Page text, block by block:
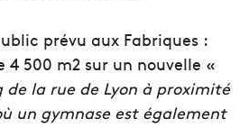
prévu aux Fabriques :
500 m2 sur un nouvelle «
la rue de Lyon à proximité
un gymnase est également